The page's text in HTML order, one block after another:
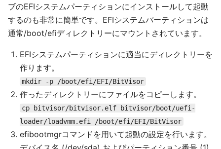
ブのEFIシステムパーティションにインストールして起動
するのも非常に簡単です。EFIシステムパーティションは
通常/boot/efiディレクトリーにマウントされています。
EFIシステムパーティションに適当にディレクトリーを
作ります。
mkdir -p /boot/efi/EFI/BitVisor
作ったディレクトリーにファイルをコピーします。
cp bitvisor/bitvisor.elf bitvisor/boot/uefi-
loader/loadvmm.efi /boot/efi/EFI/BitVisor
efibootmgrコマンドを用いて起動の設定を行います。